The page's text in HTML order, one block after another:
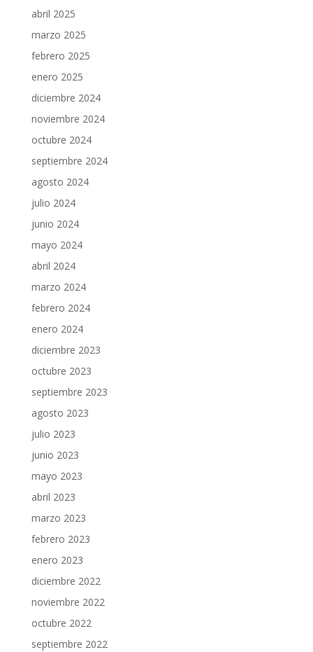
abril 2025
marzo 2025
febrero 2025
enero 2025
diciembre 2024
noviembre 2024
octubre 2024
septiembre 2024
agosto 2024
julio 2024
junio 2024
mayo 2024
abril 2024
marzo 2024
febrero 2024
enero 2024
diciembre 2023
octubre 2023
septiembre 2023
agosto 2023
julio 2023
junio 2023
mayo 2023
abril 2023
marzo 2023
febrero 2023
enero 2023
diciembre 2022
noviembre 2022
octubre 2022
septiembre 2022